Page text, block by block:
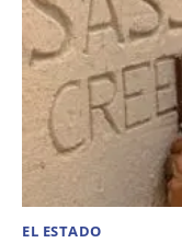
EL ESTADO